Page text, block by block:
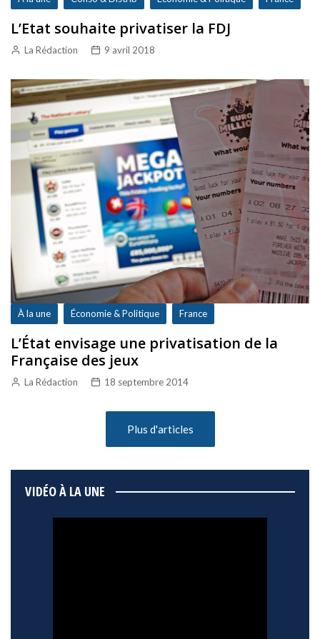
L’Etat souhaite privatiser la FDJ
La Rédaction 9 avril 2018
À la une Économie & Politique France
L’État envisage une privatisation de la
Française des jeux
La Rédaction 18 septembre 2014
Plus d'articles
VIDÉO À LA UNE